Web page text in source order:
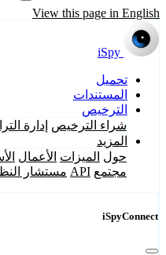
View this page in English
iSpy
تحميل
المستندات
الترخيص
شراء الترخيص إدارة
المزيد
حول الميزات الأعمال
مجتمع API مستشار
iSpyConnect